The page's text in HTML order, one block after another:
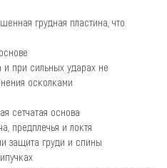
грудная пластина, что
при сильных ударах не
осколками
сетчатая основа
предплечья и локтя
защита груди и спины